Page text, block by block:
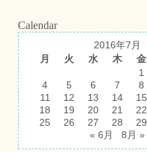
Calendar
2016年7月
月
火 水 木 金
1
4
5 6 7 8
11
12 13 14 15
18
19 20 21 22
25
26 27 28 29
« 6月
8月 »